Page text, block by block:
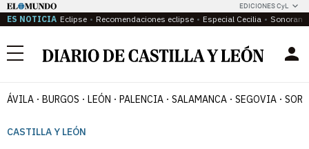
EDICIONES CyL
ES NOTICIA Eclipse Recomendaciones eclipse Especial Cecilia
Menú
ÁVILA BURGOS LEÓN PALENCIA SALAMANCA SEGOVIA
CASTILLA Y LEÓN